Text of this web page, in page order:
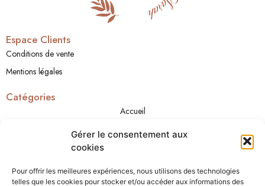
Gérer le consentement aux
cookies
Pour offrir les meilleures expériences, nous utilisons des technologies
telles que les cookies pour stocker et/ou accéder aux informations des
Espace Clients
Conditions de vente
Mentions légales
Catégories
Accueil
A propos
Contact